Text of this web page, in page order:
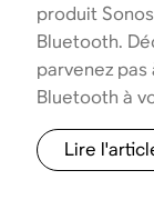
produit
Bluetooth.
parvenez
Bluetooth à
Lire